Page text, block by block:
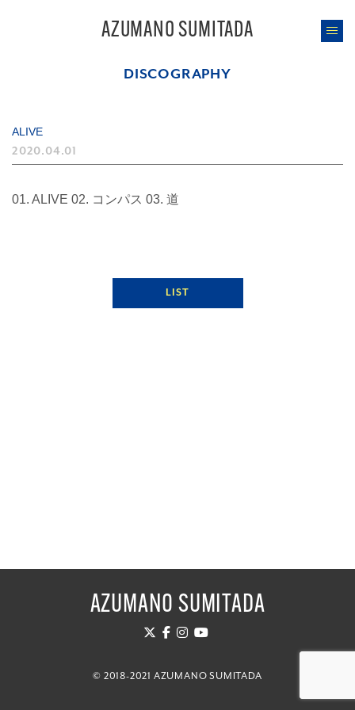
AZUMANO SUMITADA
DISCOGRAPHY
ALIVE
2020.04.01
01. ALIVE 02. コンパス 03. 道
LIST
AZUMANO SUMITADA
© 2018-2021 AZUMANO SUMITADA